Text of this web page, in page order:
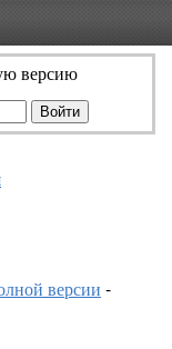
версию
версии -